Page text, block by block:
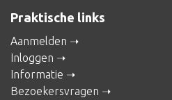
Praktische links
Aanmelden
Inloggen
Informatie
Bezoekersvragen